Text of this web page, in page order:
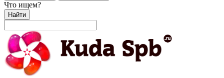
Что ищем?
Найти